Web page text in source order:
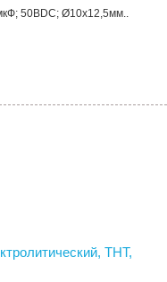
50ВDC; Ø10x12,5мм..
THT,